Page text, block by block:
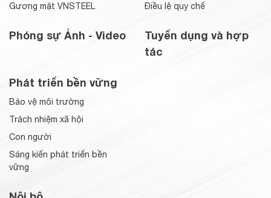
Gương mặt VNSTEEL
Phóng sự Ảnh - Video
Điều lệ quy chế
Tuyển dụng và hợp
tác
Phát triển bền vững
Bảo vệ môi trường
Trách nhiệm xã hội
Con người
Sáng kiến phát triển bền
vững